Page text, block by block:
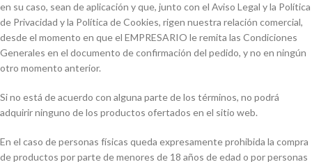
en su caso, sean de aplicación y que, junto con el Aviso Legal y la Política
de Privacidad y la Política de Cookies, rigen nuestra relación comercial,
desde el momento en que el EMPRESARIO le remita las Condiciones
Generales en el documento de confirmación del pedido, y no en ningún
otro momento anterior.
Si no está de acuerdo con alguna parte de los términos, no podrá
adquirir ninguno de los productos ofertados en el sitio web.
En el caso de personas físicas queda expresamente prohibida la compra
de productos por parte de menores de 18 años de edad o por personas